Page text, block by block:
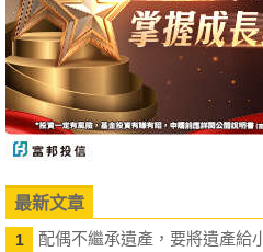
最新文章
1
配偶不繼承遺產，要將遺產給